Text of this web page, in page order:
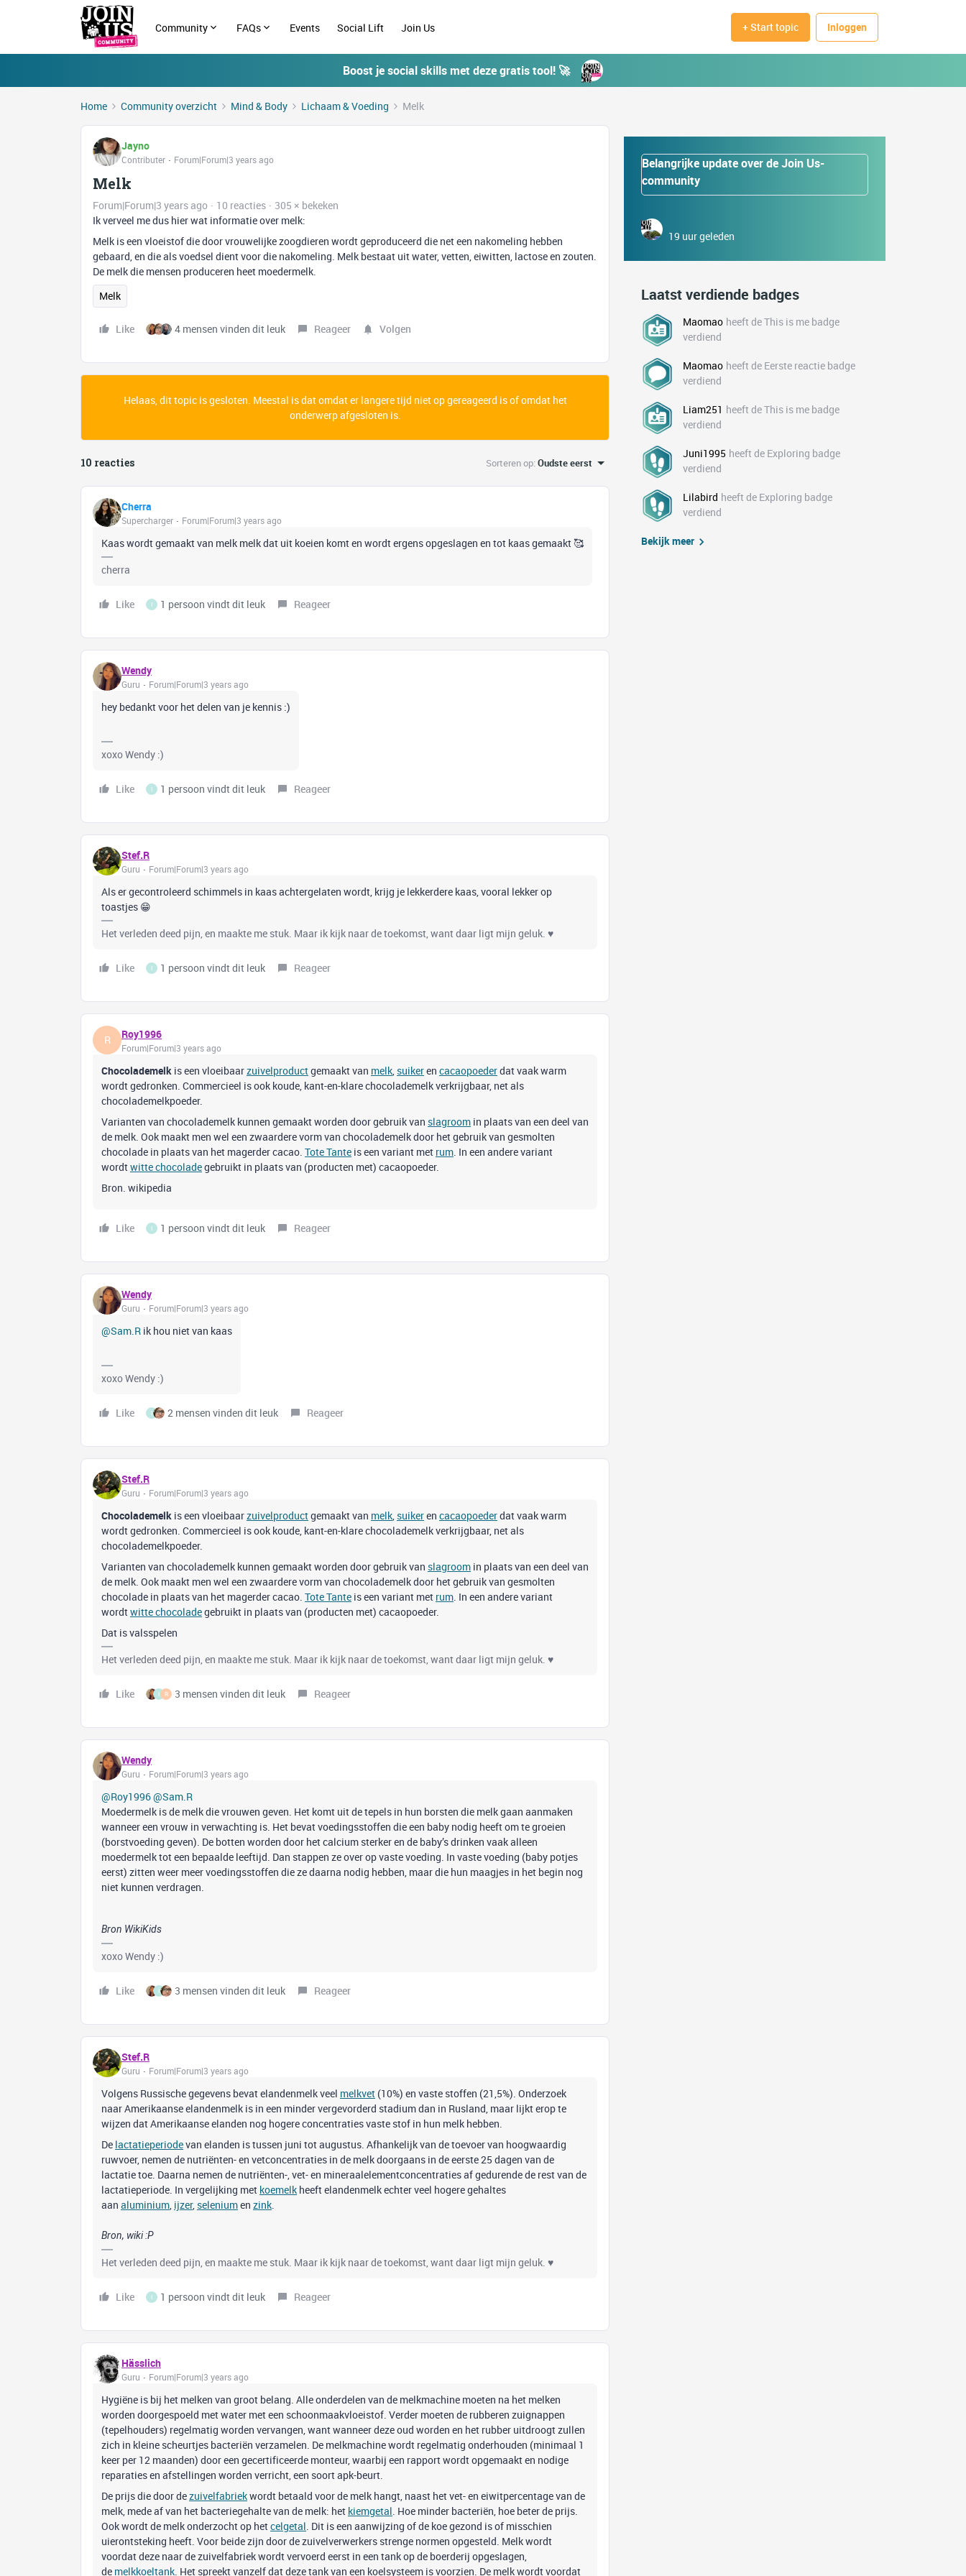
Community FAQs Events Social Lift Join Us + Start topic Inloggen
Boost je social skills met deze gratis tool! 🚀
Home Community overzicht Mind & Body Lichaam & Voeding Melk
Jayno
Contributer Forum|Forum|3 years ago
Melk
Forum|Forum|3 years ago 10 reacties
305 × bekeken
Ik verveel me dus hier wat informatie over melk:
Melk is een vloeistof die door vrouwelijke zoogdieren wordt geproduceerd die net een nakomeling hebben
gebaard, en die als voedsel dient voor die nakomeling. Melk bestaat uit water, vetten, eiwitten, lactose en zouten.
De melk die mensen produceren heet moedermelk.
Melk
Like 4 mensen vinden dit leuk Reageer Volgen
Helaas, dit topic is gesloten. Meestal is dat omdat er langere tijd niet op gereageerd is of omdat het
onderwerp afgesloten is.
10 reacties Sorteren op:Oudste eerst
Cherra
Supercharger Forum|Forum|3 years ago
Kaas wordt gemaakt van melk melk dat uit koeien komt en wordt ergens opgeslagen en tot kaas gemaakt 🥰
cherra
Like I 1 persoon vindt dit leuk Reageer
Wendy
Guru Forum|Forum|3 years ago
hey bedankt voor het delen van je kennis :)
xoxo Wendy :)
Like I 1 persoon vindt dit leuk Reageer
Stef.R
Guru Forum|Forum|3 years ago
Als er gecontroleerd schimmels in kaas achtergelaten wordt, krijg je lekkerdere kaas, vooral lekker op
toastjes 😁
Het verleden deed pijn, en maakte me stuk. Maar ik kijk naar de toekomst, want daar ligt mijn geluk. ♥
Like I 1 persoon vindt dit leuk Reageer
R Roy1996
Forum|Forum|3 years ago
Chocolademelk is een vloeibaarzuivelproductgemaakt van melk, suikeren cacaopoederdat vaak warm
wordt gedronken. Commercieel is ook koude, kant-en-klare chocolademelk verkrijgbaar, net als
chocolademelkpoeder.
Varianten van chocolademelk kunnen gemaakt worden door gebruik van slagroom in plaats van een deel van
de melk. Ook maakt men wel een zwaardere vorm van chocolademelk door het gebruik van gesmolten
chocolade in plaats van het magerder cacao. Tote Tante is een variant met rum. In een andere variant
wordtwitte chocoladegebruikt in plaats van (producten met) cacaopoeder.
Bron. wikipedia
Like I 1 persoon vindt dit leuk Reageer
Wendy
Guru Forum|Forum|3 years ago
@Sam.R ik hou niet van kaas
xoxo Wendy :)
Like I 2 mensen vinden dit leuk Reageer
Stef.R
Guru Forum|Forum|3 years ago
Chocolademelk is een vloeibaarzuivelproductgemaakt van melk, suikeren cacaopoederdat vaak warm
wordt gedronken. Commercieel is ook koude, kant-en-klare chocolademelk verkrijgbaar, net als
chocolademelkpoeder.
Varianten van chocolademelk kunnen gemaakt worden door gebruik van slagroom in plaats van een deel van
de melk. Ook maakt men wel een zwaardere vorm van chocolademelk door het gebruik van gesmolten
chocolade in plaats van het magerder cacao. Tote Tante is een variant met rum. In een andere variant
wordtwitte chocoladegebruikt in plaats van (producten met) cacaopoeder.
Dat is valsspelen
Het verleden deed pijn, en maakte me stuk. Maar ik kijk naar de toekomst, want daar ligt mijn geluk. ♥
Like I R 3 mensen vinden dit leuk Reageer
Wendy
Guru Forum|Forum|3 years ago
@Roy1996@Sam.R
Moedermelk is de melk die vrouwen geven. Het komt uit de tepels in hun borsten die melk gaan aanmaken
wanneer een vrouw in verwachting is. Het bevat voedingsstoffen die een baby nodig heeft om te groeien
(borstvoeding geven). De botten worden door het calcium sterker en de baby’s drinken vaak alleen
moedermelk tot een bepaalde leeftijd. Dan stappen ze over op vaste voeding. In vaste voeding (baby potjes
eerst) zitten weer meer voedingsstoffen die ze daarna nodig hebben, maar die hun maagjes in het begin nog
niet kunnen verdragen.
Bron WikiKids
xoxo Wendy :)
Like I 3 mensen vinden dit leuk Reageer
Stef.R
Guru Forum|Forum|3 years ago
Volgens Russische gegevens bevat elandenmelk veel melkvet (10%) en vaste stoffen (21,5%). Onderzoek
naar Amerikaanse elandenmelk is in een minder vergevorderd stadium dan in Rusland, maar lijkt erop te
wijzen dat Amerikaanse elanden nog hogere concentraties vaste stof in hun melk hebben.
De lactatieperiodevan elanden is tussen juni tot augustus. Afhankelijk van de toevoer van hoogwaardig
ruwvoer, nemen de nutriënten- en vetconcentraties in de melk doorgaans in de eerste 25 dagen van de
lactatie toe. Daarna nemen de nutriënten-, vet- en mineraalelementconcentraties af gedurende de rest van de
lactatieperiode. In vergelijking met koemelk heeft elandenmelk echter veel hogere gehaltes
aan aluminium, ijzer, seleniumen zink.
Bron, wiki :P
Het verleden deed pijn, en maakte me stuk. Maar ik kijk naar de toekomst, want daar ligt mijn geluk. ♥
Like I 1 persoon vindt dit leuk Reageer
Hässlich
Guru Forum|Forum|3 years ago
Hygiëne is bij het melken van groot belang. Alle onderdelen van de melkmachine moeten na het melken
worden doorgespoeld met water met een schoonmaakvloeistof. Verder moeten de rubberen zuignappen
(tepelhouders) regelmatig worden vervangen, want wanneer deze oud worden en het rubber uitdroogt zullen
zich in kleine scheurtjes bacteriën verzamelen. De melkmachine wordt regelmatig onderhouden (minimaal 1
keer per 12 maanden) door een gecertificeerde monteur, waarbij een rapport wordt opgemaakt en nodige
reparaties en afstellingen worden verricht, een soort apk-beurt.
De prijs die door dezuivelfabriekwordt betaald voor de melk hangt, naast het vet- en eiwitpercentage van de
melk, mede af van het bacteriegehalte van de melk: het kiemgetal. Hoe minder bacteriën, hoe beter de prijs.
Ook wordt de melk onderzocht op hetcelgetal. Dit is een aanwijzing of de koe gezond is of misschien
uierontsteking heeft. Voor beide zijn door de zuivelverwerkers strenge normen opgesteld. Melk wordt
voordat deze naar de zuivelfabriek wordt vervoerd eerst in een tank op de boerderij opgeslagen,
de melkkoeltank. Het spreekt vanzelf dat deze tank van een koelsysteem is voorzien. De melk wordt voordat
Belangrijke update over de Join Us-
community
19 uur geleden
Laatst verdiende badges
Maomao heeft de This is me badge
verdiend
Maomao heeft de Eerste reactie badge
verdiend
Liam251 heeft de This is me badge
verdiend
Juni1995 heeft de Exploring badge
verdiend
Lilabird heeft de Exploring badge
verdiend
Bekijk meer